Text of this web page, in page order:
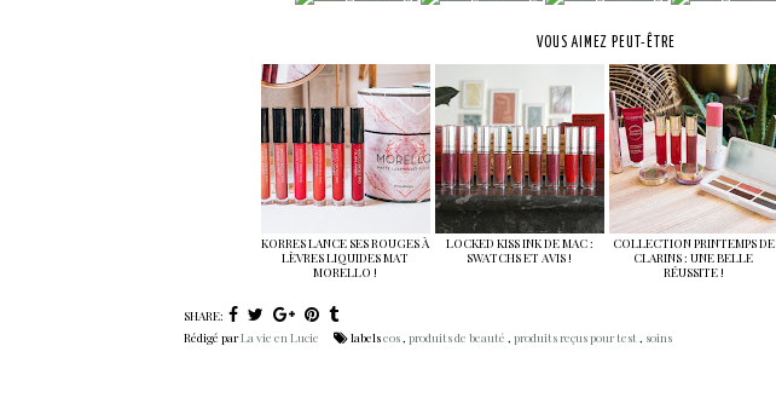
VOUS AIMEZ PEUT-ÊTRE
KORRES LANCE SES ROUGES À
LÈVRES LIQUIDES MAT
MORELLO !
LOCKED KISS INK DE MAC :
SWATCHS ET AVIS !
COLLECTION PRINTEMPS DE
CLARINS : UNE BELLE
RÉUSSITE !
SHARE:
Rédigé parLa vie en Lucie labelseos, produits de beauté , produits reçus pour test, soins